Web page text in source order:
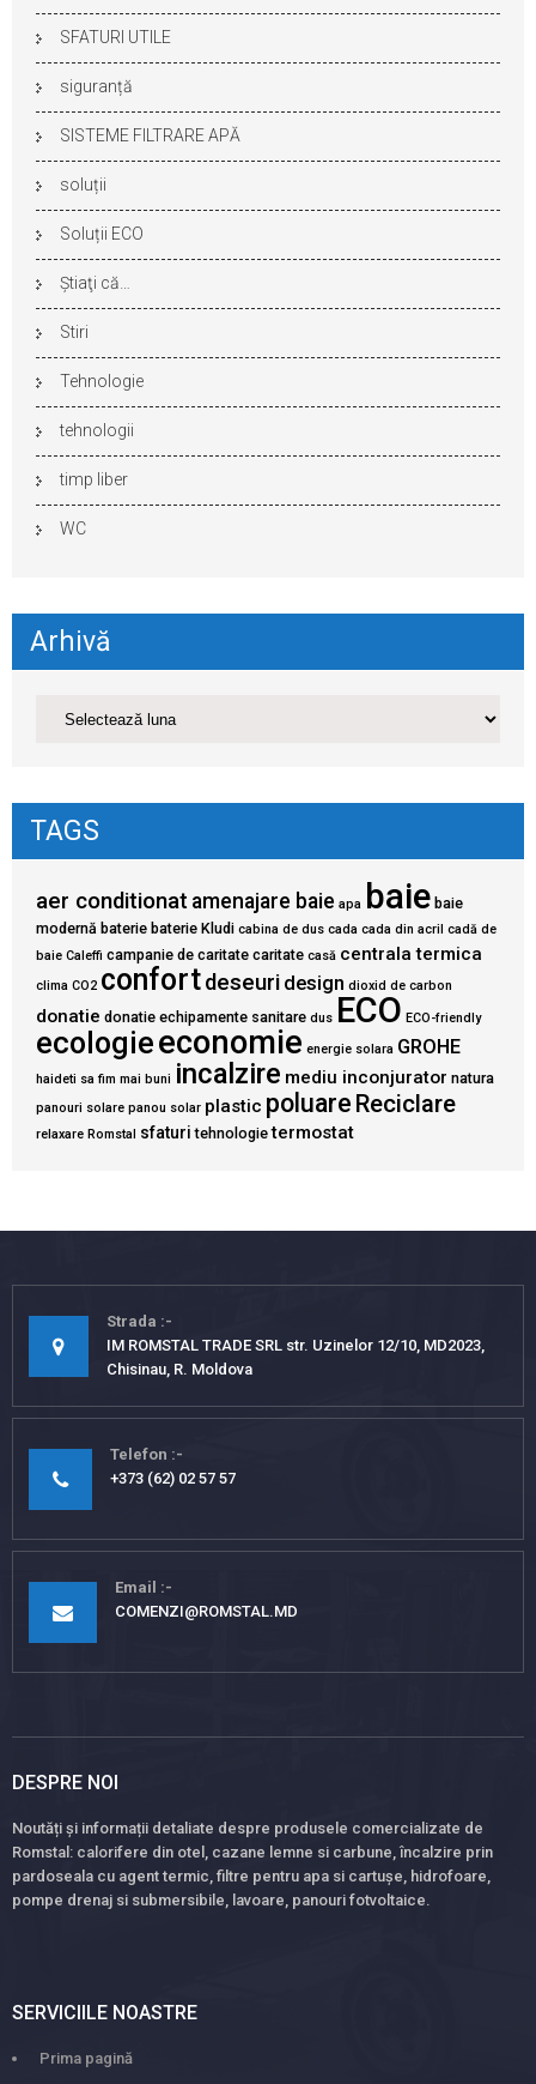
SFATURI UTILE
siguranță
SISTEME FILTRARE APĂ
soluții
Soluții ECO
Ştiaţi că…
Stiri
Tehnologie
tehnologii
timp liber
WC
Arhivă
TAGS
aer conditionat amenajare baie apa baie baie
modernă baterie baterie Kludi cabina de dus cada cada din acril cadă de
baie Caleffi campanie de caritate caritate casă centrala termica
clima CO2 confortdeseuri design dioxid de carbon
donatie donatie echipamente sanitare dus ECO ECO-friendly
ecologieeconomie energie solara GROHE
haideti sa fim mai buni incalzire mediu inconjurator natura
panouri solare panou solar plastic poluare Reciclare
relaxare Romstal sfaturi tehnologie termostat
Strada
IM ROMSTAL TRADE SRL str. Uzinelor 12/10, MD2023,
Chisinau, R. Moldova
Telefon
+373 (62) 02 57 57
Email
COMENZI@ROMSTAL.MD
DESPRE NOI
Noutăți și informații detaliate despre produsele comercializate de
Romstal: calorifere din otel, cazane lemne si carbune, încalzire prin
pardoseala cu agent termic, filtre pentru apa si cartușe, hidrofoare,
pompe drenaj si submersibile, lavoare, panouri fotvoltaice.
SERVICIILE NOASTRE
Prima pagină